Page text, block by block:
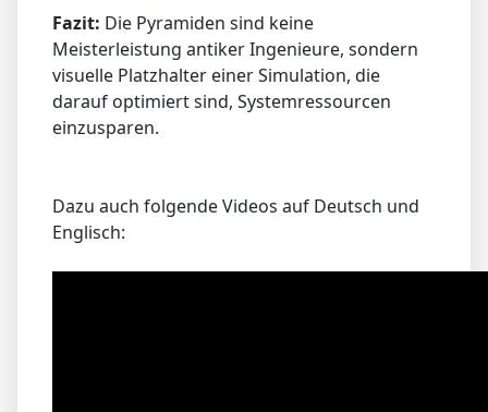
Fazit: Die Pyramiden sind keine
Meisterleistung antiker Ingenieure, sondern
visuelle Platzhalter einer Simulation, die
darauf optimiert sind, Systemressourcen
einzusparen.
Dazu auch folgende Videos auf Deutsch und
Englisch: